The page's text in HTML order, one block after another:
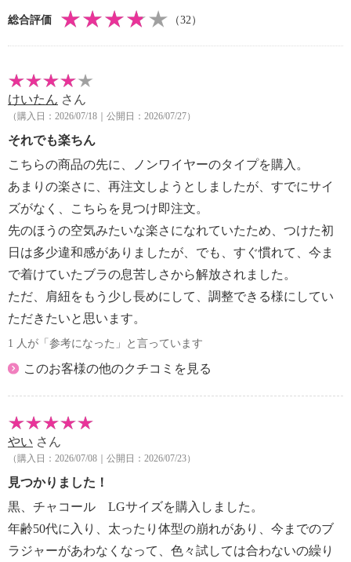
・自然乾燥：日陰のぬれ吊り干し
・アイロン仕上げ：不可
【その他】
・同デザイン２枚セット
【ブラジャー相当サイズ】
・Ｍ：Ａ７０ Ｂ７０ Ｃ７０ Ｄ７０ Ａ７５ Ｂ
７５
・Ｌ： Ｂ７５ Ｃ７５ Ｄ７５ Ａ８０ Ｂ８０
Ｃ８０
・ＬＬ：Ｂ８０ Ｃ８０ Ｄ８０ Ａ８５ Ｂ８５
Ｃ８５
・３Ｌ：Ｃ８５ Ｄ８５ Ａ９０ Ｂ９０ Ｃ９０
Ｄ９０
・ＭＧ：Ｅ７０ Ｆ７０ Ｇ７０ Ｅ７５
・ＬＧ：Ｅ７５ Ｆ７５ Ｇ７５ Ｅ８０
・ＬＬＧ：Ｅ８０ Ｆ８０ Ｇ８０ Ｅ８５
・３ＬＧ： Ｆ８５ Ｇ８５ Ｅ９０ Ｆ９０ Ｇ９
０
総合評価 （32）
けいたん さん
（購入日：2026/07/18｜公開日：2026/07/27）
それでも楽ちん
こちらの商品の先に、ノンワイヤーのタイプを購入。
あまりの楽さに、再注文しようとしましたが、すでにサイ
ズがなく、こちらを見つけ即注文。
先のほうの空気みたいな楽さになれていたため、つけた初
日は多少違和感がありましたが、でも、すぐ慣れて、今ま
で着けていたブラの息苦しさから解放されました。
ただ、肩紐をもう少し長めにして、調整できる様にしてい
ただきたいと思います。
1 人が「参考になった」と言っています
このお客様の他のクチコミを見る
やい さん
（購入日：2026/07/08｜公開日：2026/07/23）
見つかりました！
黒、チャコール LGサイズを購入しました。
年齢50代に入り、太ったり体型の崩れがあり、今までのブ
ラジャーがあわなくなって、色々試しては合わないの繰り